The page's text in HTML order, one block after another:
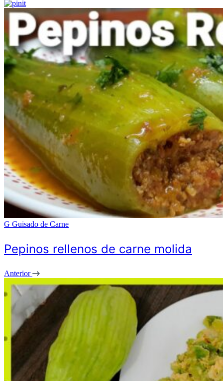
G Guisado de Carne
Pepinos rellenos de carne molida
Anterior